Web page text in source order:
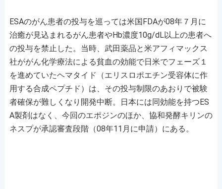
ESAのがん患者の投与を巡っては米国FDAが08年７月に
治癒が見込まれるがん患者やHb濃度10g/dL以上の患者へ
の投与を禁止した。当時、武田薬品と米アフィマックス
社ががん化学療法による貧血の効能で日米でフェーズ１
を進めていたヘマタイド（エリスロポエチン受容体に作
用する合成ペプチド）は、その投与制限のあおりで被験
者確保が難しくなり開発中断。日本には同効能を持つES
A製剤はなく、今回のエポジンのほか、協和発酵キリンの
ネスプが承認審査段階（08年11月に申請）にある。